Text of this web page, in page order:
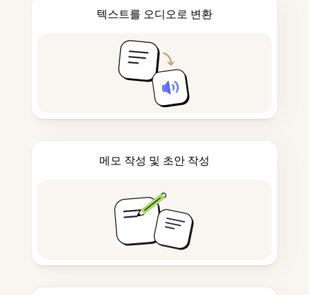
텍스트를 오디오로 변환
메모 작성 및 초안 작성